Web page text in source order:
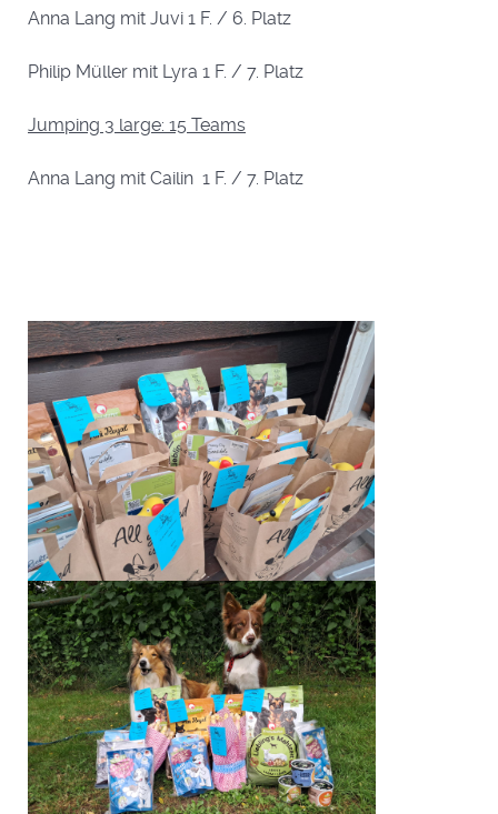
Anna Lang mit Juvi 1 F. / 6. Platz
Philip Müller mit Lyra 1 F. / 7. Platz
Jumping 3 large: 15 Teams
Anna Lang mit Cailin 1 F. / 7. Platz